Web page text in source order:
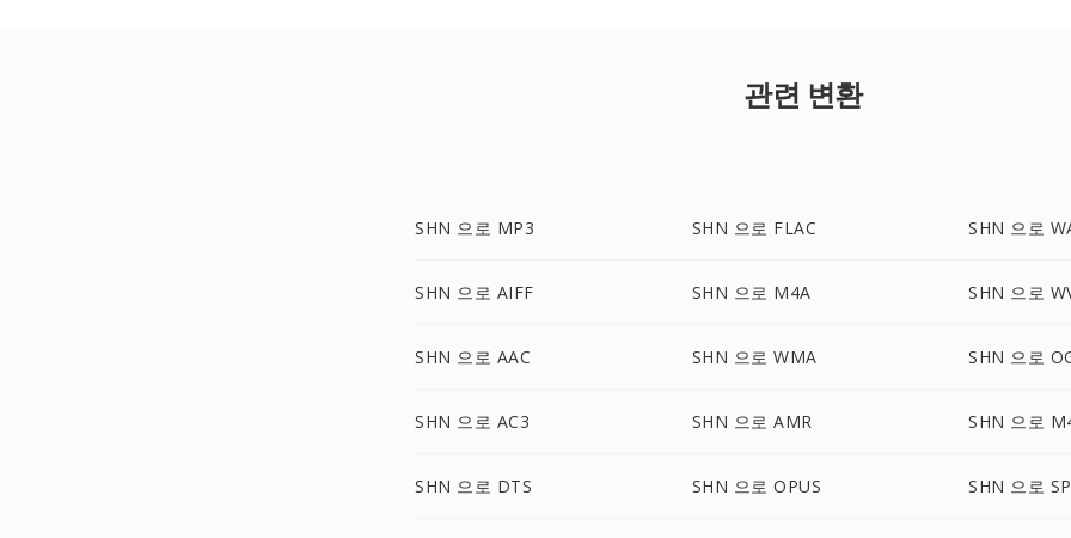
관련 변환
SHN 으로 MP3 SHN 으로 FLAC SHN 으로
SHN 으로 AIFF SHN 으로 M4A SHN 으로
SHN 으로 AAC SHN 으로 WMA SHN 으로
SHN 으로 AC3 SHN 으로 AMR SHN 으로
SHN 으로 DTS SHN 으로 OPUS SHN 으로